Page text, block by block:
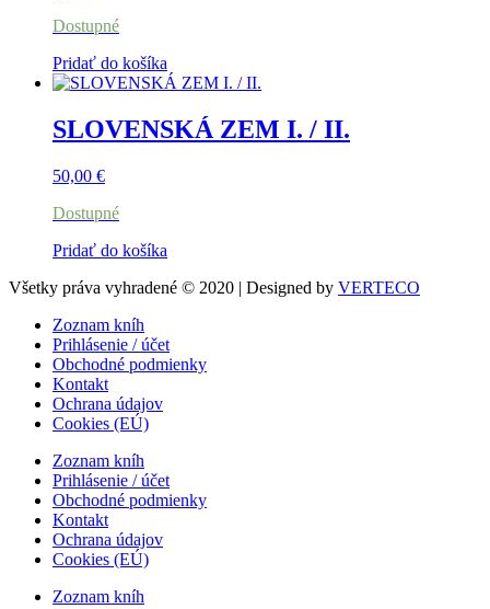
Dostupné
Pridať do košíka
SLOVENSKÁ ZEM I. / II.
50,00 €
Dostupné
Pridať do košíka
Všetky práva vyhradené © 2020 | Designed by VERTECO
Zoznam kníh
Prihlásenie / účet
Obchodné podmienky
Kontakt
Ochrana údajov
Cookies (EÚ)
Zoznam kníh
Prihlásenie / účet
Obchodné podmienky
Kontakt
Ochrana údajov
Cookies (EÚ)
Zoznam kníh